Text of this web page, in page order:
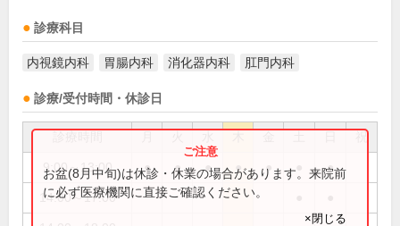
診療科目
内視鏡内科 胃腸内科 消化器内科 肛門内科
診療/受付時間・休診日
祝
9:00～13:00 ● ● ● ● ● ●
14:00～17:00
お盆(8月中旬)は休診・休業の場合があります。来院前
に必ず医療機関に直接ご確認ください。
×閉じる